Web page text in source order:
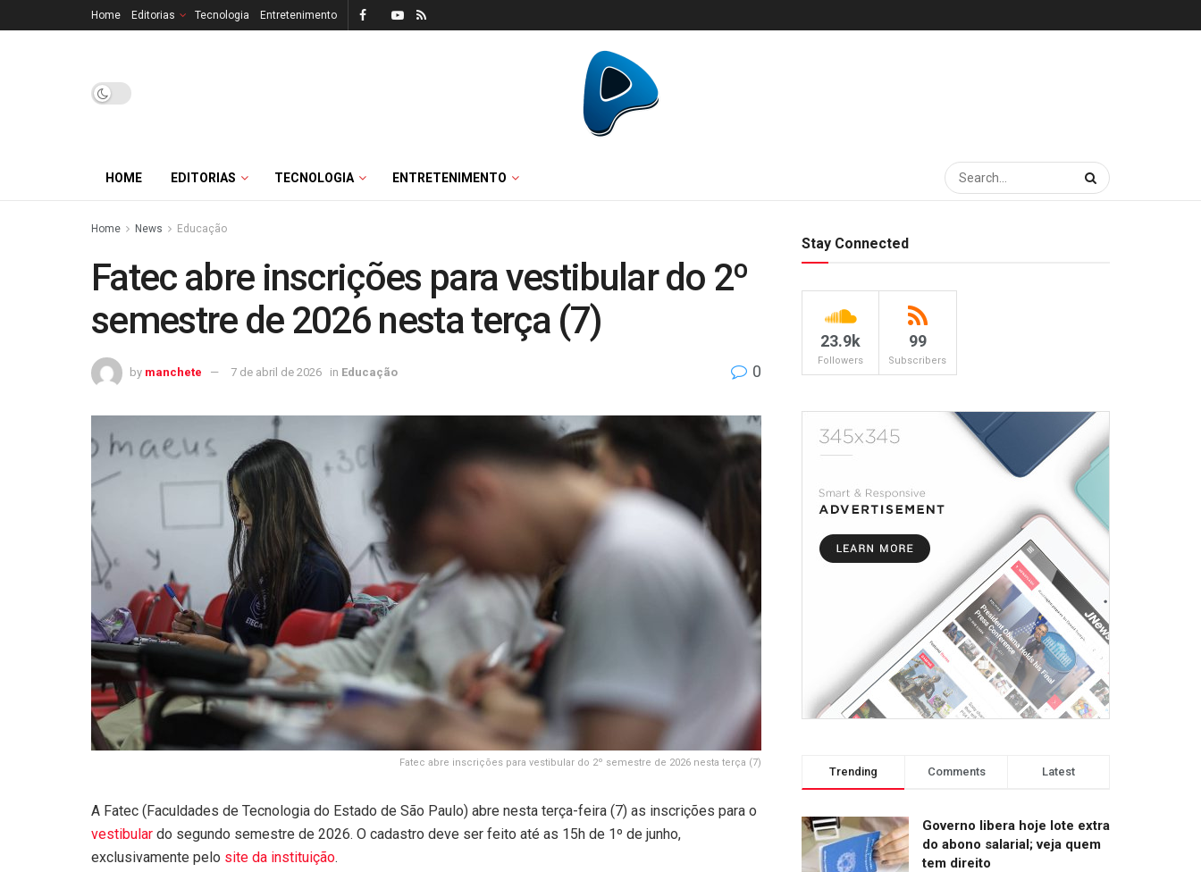
Home Editorias Tecnologia Entretenimento
HOME EDITORIAS TECNOLOGIA ENTRETENIMENTO
Home News Educação
Fatec abre inscrições para vestibular do 2º
semestre de 2026 nesta terça (7)
by manchete 7 de abril de 2026 in Educação 0
Fatec abre inscrições para vestibular do 2º semestre de 2026 nesta terça (7)
A Fatec (Faculdades de Tecnologia do Estado de São Paulo) abre nesta terça-feira (7) as inscrições para o
vestibular do segundo semestre de 2026. O cadastro deve ser feito até as 15h de 1º de junho,
exclusivamente pelo site da instituição.
Stay Connected
23.9k
Followers
99
Subscribers
Trending Comments Latest
Governo libera hoje lote extra
do abono salarial; veja quem
tem direito